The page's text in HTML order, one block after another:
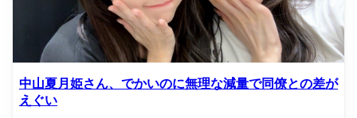
中山夏月姫さん、でかいのに無理な減量で同僚との差が
えぐい